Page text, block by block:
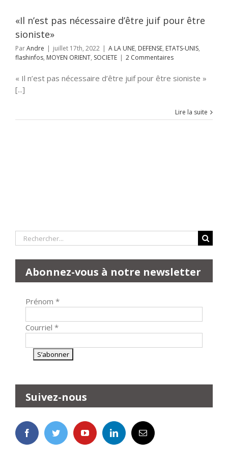
«Il n’est pas nécessaire d’être juif pour être
sioniste»
ParAndre | juillet 17th, 2022 | A LA UNE, DEFENSE, ETATS-UNIS,
flashinfos, MOYEN ORIENT, SOCIETE | 2 Commentaires
« Il n’est pas nécessaire d’être juif pour être sioniste »
[...]
Lire la suite
Rechercher:
Abonnez-vous à notre newsletter
Prénom *
Courriel *
Suivez-nous